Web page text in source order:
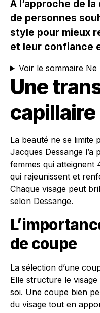
À l’approche de
de personnes
style pour mieux
et leur confiance
Voir le sommaire Ne
Une
La beauté ne se limite
Jacques Dessange l’a
femmes qui atteignent
qui rajeunissent et
Chaque visage peut
selon Dessange.
de coupe
La sélection d’une
Elle structure le
soi. Une coupe bien
du visage tout en